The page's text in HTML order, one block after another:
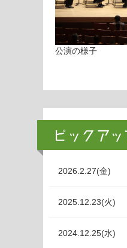
公演の様子
2026.2.27(金)
2025.12.23(火)
2024.12.25(水)